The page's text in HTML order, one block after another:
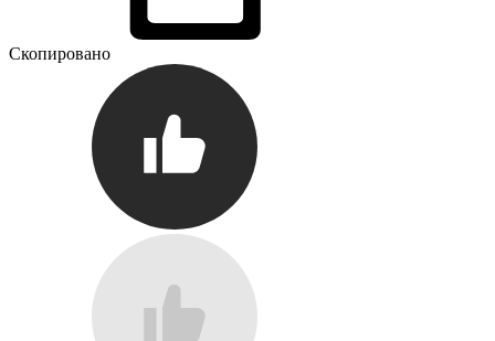
Скопировано